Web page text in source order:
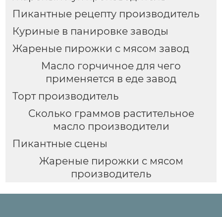
Пикантные рецепту производитель
Куриные в панировке заводы
Жареные пирожки с мясом завод
Масло горчичное для чего
применяется в еде завод
Торт производитель
Сколько граммов растительное
масло производители
Пикантные сцены
Жареные пирожки с мясом
производитель